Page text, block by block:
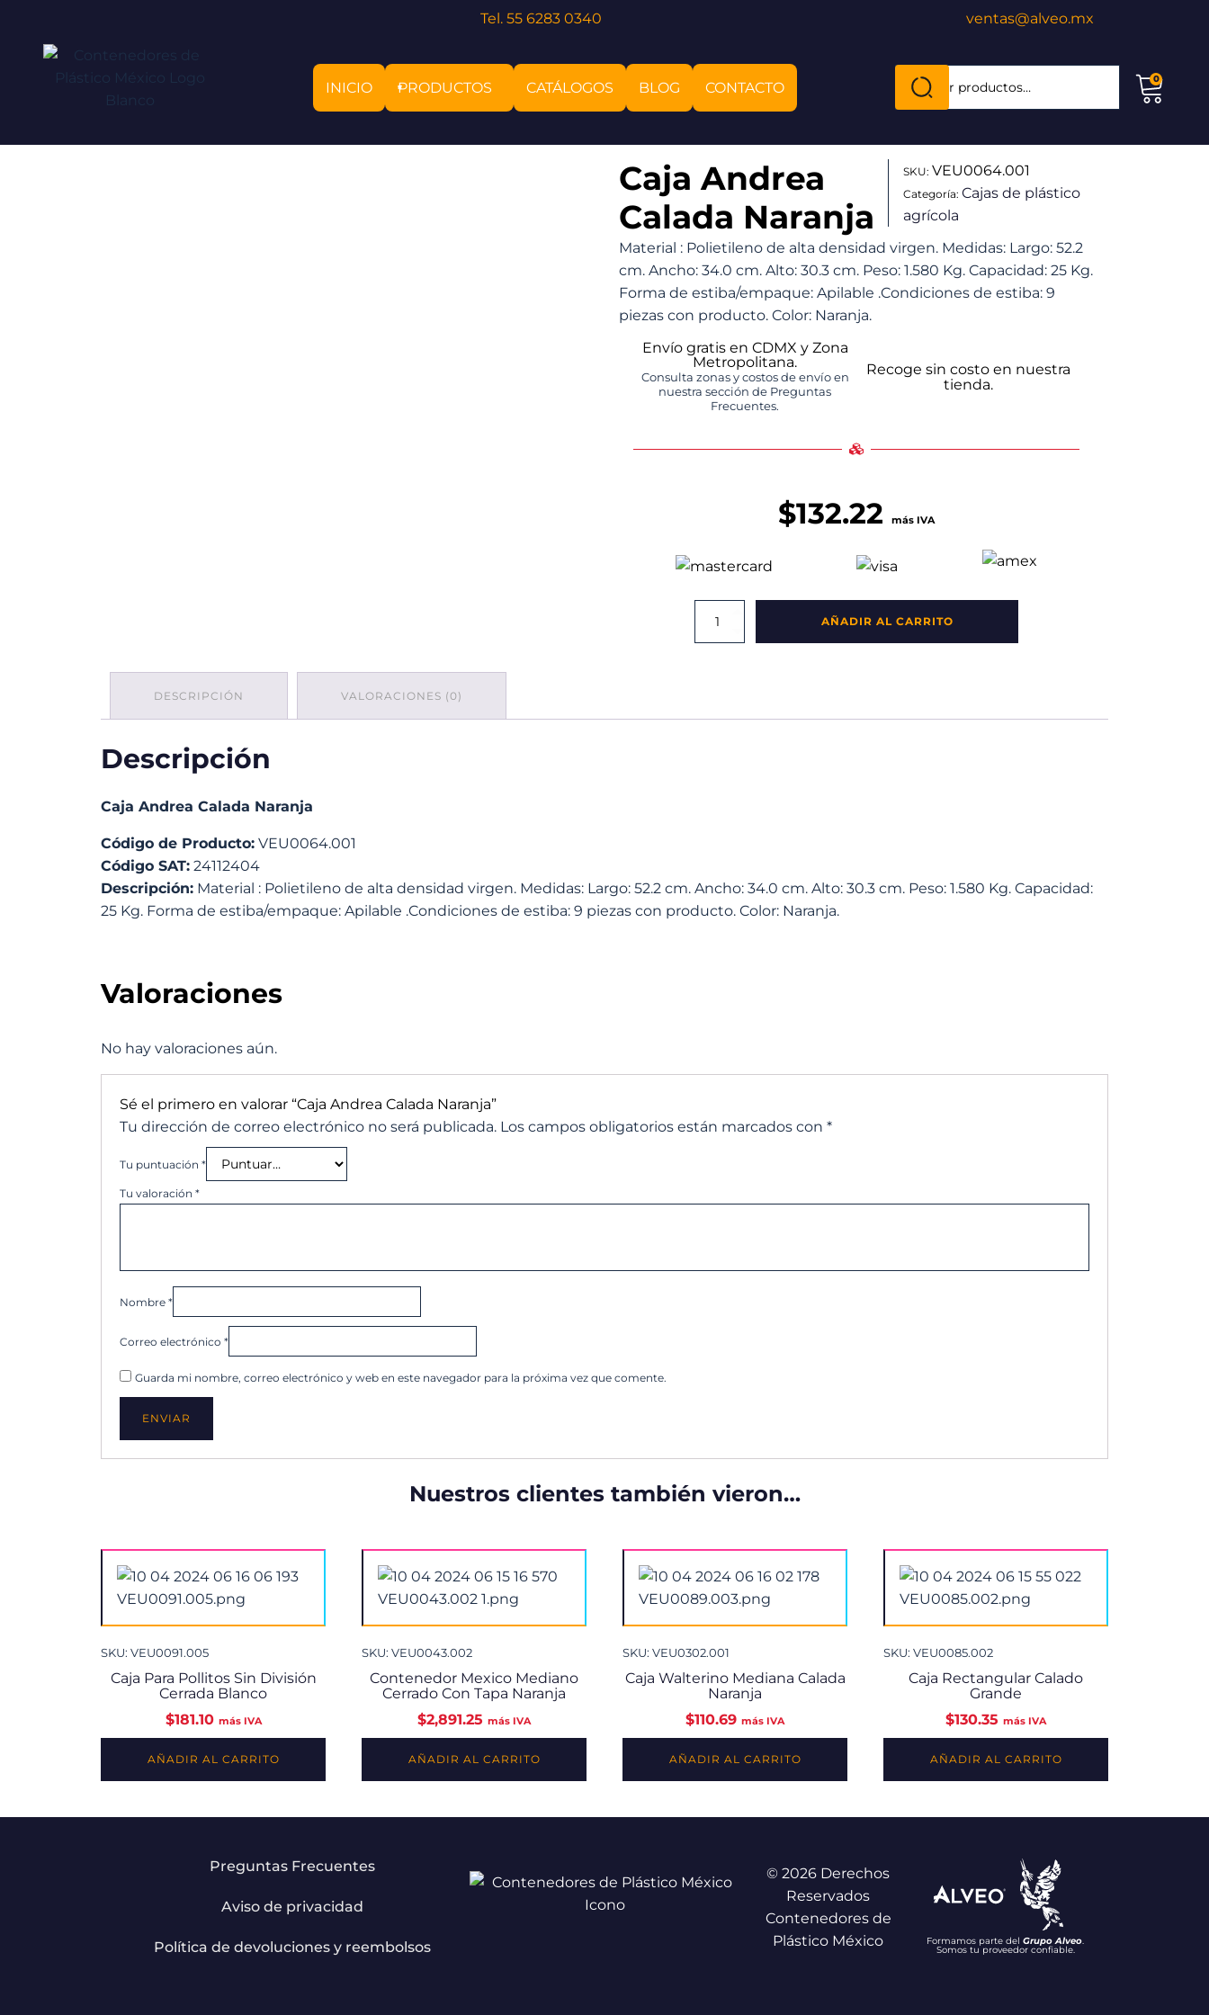
Tel. 55 6283 0340 ventas@alveo.mx
INICIO PRODUCTOS CATÁLOGOS BLOG CONTACTO
Buscar
por:
Cuando hay resultados autocompletados,
0
Caja Andrea
Calada Naranja
SKU: VEU0064.001
Categoría: Cajas de plástico
agrícola
Material : Polietileno de alta densidad virgen. Medidas: Largo: 52.2
cm. Ancho: 34.0 cm. Alto: 30.3 cm. Peso: 1.580 Kg. Capacidad: 25 Kg.
Forma de estiba/empaque: Apilable .Condiciones de estiba: 9
piezas con producto. Color: Naranja.
Envío gratis en CDMX y Zona
Metropolitana.
Consulta zonas y costos de envío en
nuestra sección de Preguntas
Frecuentes.
Recoge sin costo en nuestra
tienda.
$132.22 más IVA
Caja
AÑADIR AL CARRITO
DESCRIPCIÓN VALORACIONES (0)
Descripción
Caja Andrea Calada Naranja
Código de Producto: VEU0064.001
Código SAT: 24112404
Descripción: Material : Polietileno de alta densidad virgen. Medidas: Largo: 52.2 cm. Ancho: 34.0 cm. Alto: 30.3 cm. Peso: 1.580 Kg. Capacidad:
25 Kg. Forma de estiba/empaque: Apilable .Condiciones de estiba: 9 piezas con producto. Color: Naranja.
Valoraciones
No hay valoraciones aún.
Sé el primero en valorar “Caja Andrea Calada Naranja”
Tu dirección de correo electrónico no será publicada. Los campos obligatorios están marcados con *
Tu puntuación *
Tu valoración *
Nombre *
Correo electrónico *
Guarda mi nombre, correo electrónico y web en este navegador para la próxima vez que comente.
Nuestros clientes también vieron…
SKU: VEU0091.005
Caja Para Pollitos Sin División
Cerrada Blanco
$181.10 más IVA
AÑADIR AL CARRITO
SKU: VEU0043.002
Contenedor Mexico Mediano
Cerrado Con Tapa Naranja
$2,891.25 más IVA
AÑADIR AL CARRITO
SKU: VEU0302.001
Caja Walterino Mediana Calada
Naranja
$110.69 más IVA
AÑADIR AL CARRITO
SKU: VEU0085.002
Caja Rectangular Calado
Grande
$130.35 más IVA
AÑADIR AL CARRITO
Preguntas Frecuentes
Aviso de privacidad
Política de devoluciones y reembolsos
© 2026 Derechos
Reservados
Contenedores de
Plástico México
Formamos parte del Grupo Alveo.
Somos tu proveedor confiable.